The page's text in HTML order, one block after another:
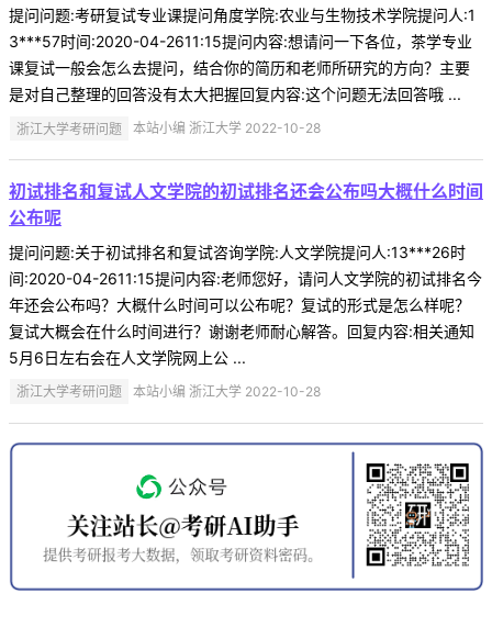
提问问题:考研复试专业课提问角度学院:农业与生物技术学院提问人:1
3***57时间:2020-04-2611:15提问内容:想请问一下各位，茶学专业
课复试一般会怎么去提问，结合你的简历和老师所研究的方向？主要
是对自己整理的回答没有太大把握回复内容:这个问题无法回答哦 ...
浙江大学考研问题 本站小编 浙江大学 2022-10-28
初试排名和复试人文学院的初试排名还会公布吗大概什么时间
公布呢
提问问题:关于初试排名和复试咨询学院:人文学院提问人:13***26时
间:2020-04-2611:15提问内容:老师您好，请问人文学院的初试排名今
年还会公布吗？大概什么时间可以公布呢？复试的形式是怎么样呢？
复试大概会在什么时间进行？谢谢老师耐心解答。回复内容:相关通知
5月6日左右会在人文学院网上公 ...
浙江大学考研问题 本站小编 浙江大学 2022-10-28